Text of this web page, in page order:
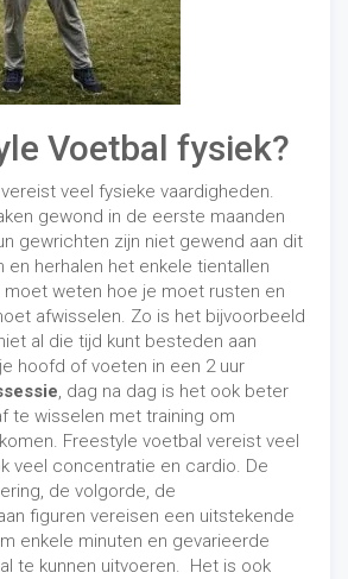
Voetbal fysiek?
veel fysieke vaardigheden.
gewond in de eerste maanden
gewrichten zijn niet gewend aan dit
herhalen het enkele tientallen
moet weten hoe je moet rusten en
afwisselen. Zo is het bijvoorbeeld
al die tijd kunt besteden aan
hoofd of voeten in een 2 uur
, dag na dag is het ook beter
​​te wisselen met training om
Freestyle voetbal vereist veel
veel concentratie en cardio. De
de volgorde, de
figuren vereisen een uitstekende
enkele minuten en gevarieerde
te kunnen uitvoeren. Het is ook